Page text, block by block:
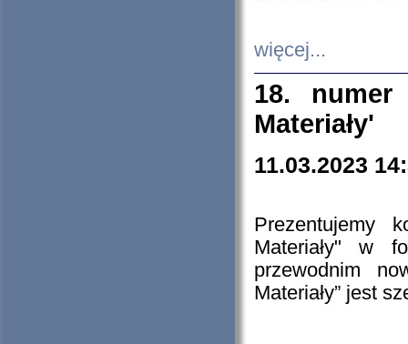
więcej...
18. numer
Materiały'
11.03.2023
Prezentujemy
Materiały" w
przewodnim
Materiały” jest